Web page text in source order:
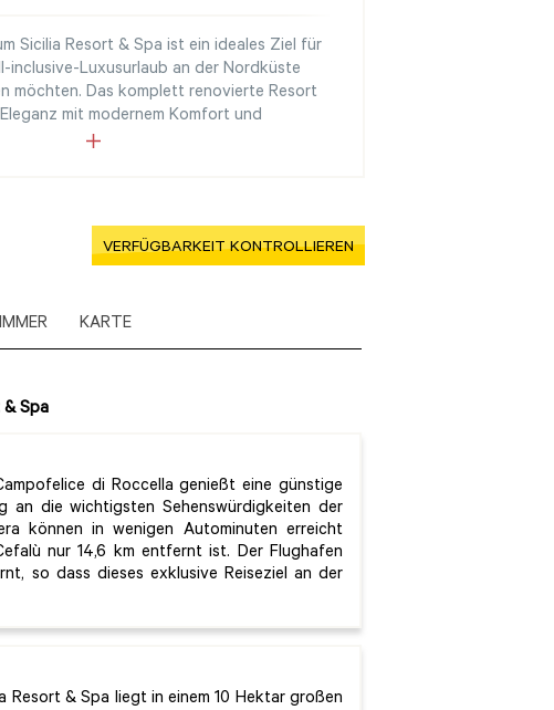
Sicilia Resort & Spa ist ein ideales Ziel für
inclusive-Luxusurlaub an der Nordküste
möchten. Das komplett renovierte Resort
mit modernem Komfort und
VERFÜGBARKEIT KONTROLLIEREN
KARTE
& Spa
di Roccella genießt eine günstige
an die wichtigsten Sehenswürdigkeiten der
können in wenigen Autominuten erreicht
nur 14,6 km entfernt ist. Der Flughafen
so dass dieses exklusive Reiseziel an der
Resort & Spa liegt in einem 10 Hektar großen